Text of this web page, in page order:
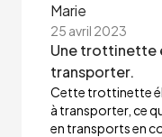
Marie
25 avril 2023
Une trottinette
transporter.
Cette trottinette
à transporter, ce
en transports en